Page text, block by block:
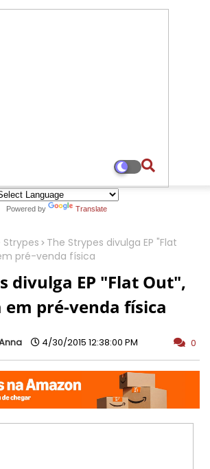
Powered by Translate
Strypes
The Strypes divulga EP "Flat
pré-venda física
divulga EP "Flat Out",
em pré-venda física
4/30/2015 12:38:00 PM 0